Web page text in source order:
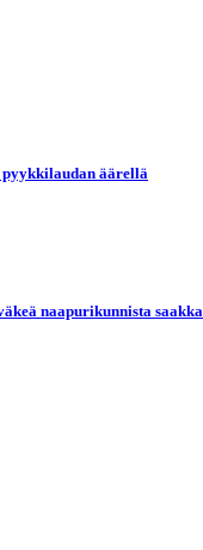
äärellä
naapurikunnista saakka